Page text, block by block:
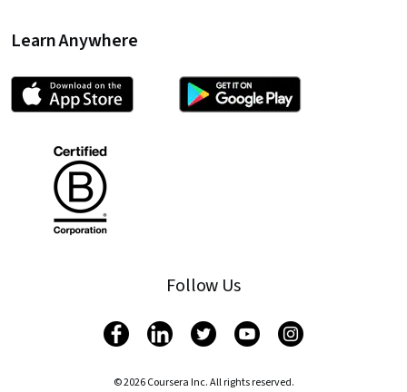
Learn Anywhere
Follow Us
© 2026 Coursera Inc. All rights reserved.